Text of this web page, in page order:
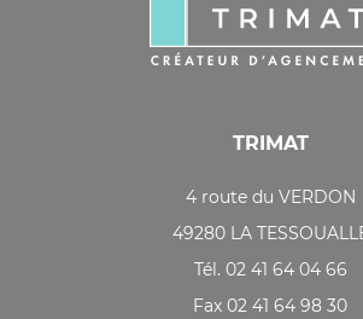
TRIMAT
4 route du VERDON
49280 LA
Tél. 02 41 64 04 66
Fax 02 41 64 98 30